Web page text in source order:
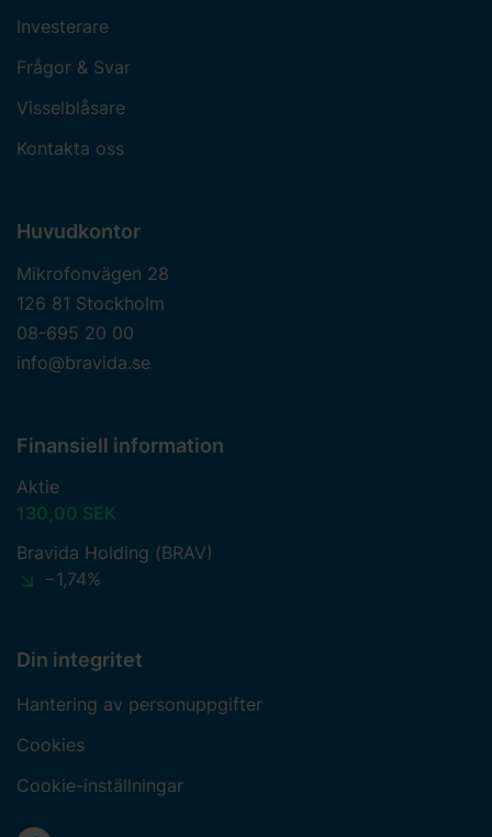
Investerare
Frågor & Svar
Visselblåsare
Kontakta oss
Huvudkontor
Mikrofonvägen 28
126 81 Stockholm
08-695 20 00
info@bravida.se
Finansiell information
Aktie
130,00 SEK
Bravida Holding (BRAV)
−1,74%
Din integritet
Hantering av personuppgifter
Cookies
Cookie-inställningar